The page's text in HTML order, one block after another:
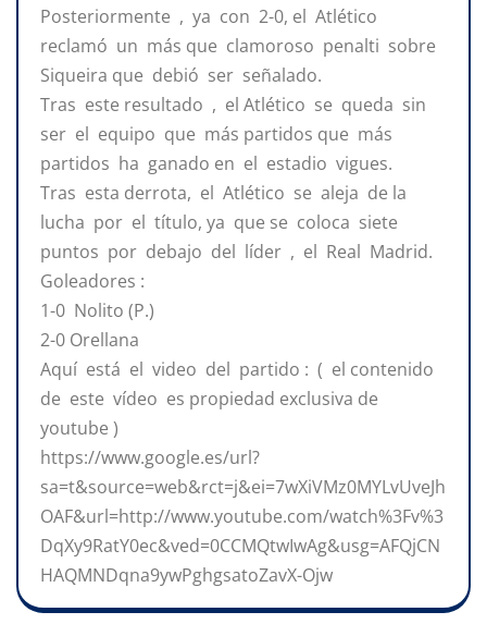
Posteriormente , ya con 2-0, el Atlético
reclamó un más que clamoroso penalti sobre
Siqueira que debió ser señalado.
Tras este resultado , el Atlético se queda sin
ser el equipo que más partidos que más
partidos ha ganado en el estadio vigues.
Tras esta derrota, el Atlético se aleja de la
lucha por el título, ya que se coloca siete
puntos por debajo del líder , el Real Madrid.
Goleadores :
1-0 Nolito (P.)
2-0 Orellana
Aquí está el video del partido : ( el contenido
de este vídeo es propiedad exclusiva de
youtube )
https://www.google.es/url?
sa=t&source=web&rct=j&ei=7wXiVMz0MYLvUveJh
OAF&url=http://www.youtube.com/watch%3Fv%3
DqXy9RatY0ec&ved=0CCMQtwIwAg&usg=AFQjCN
HAQMNDqna9ywPghgsatoZavX-Ojw